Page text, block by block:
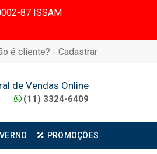
87 ISSAM
é cliente? - Cadastrar
de Vendas Online
(11) 3324-6409
PROMOÇÕES